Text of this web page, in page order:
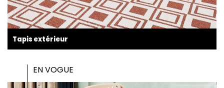
Tapis extérieur
EN VOGUE